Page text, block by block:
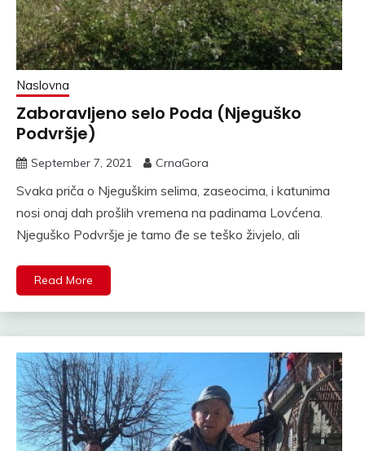
Naslovna
Zaboravljeno selo Poda (Njeguško
Podvršje)
September 7, 2021 CrnaGora
Svaka priča o Njeguškim selima, zaseocima, i katunima
nosi onaj dah prošlih vremena na padinama Lovćena.
Njeguško Podvršje je tamo đe se teško živjelo, ali
Read More